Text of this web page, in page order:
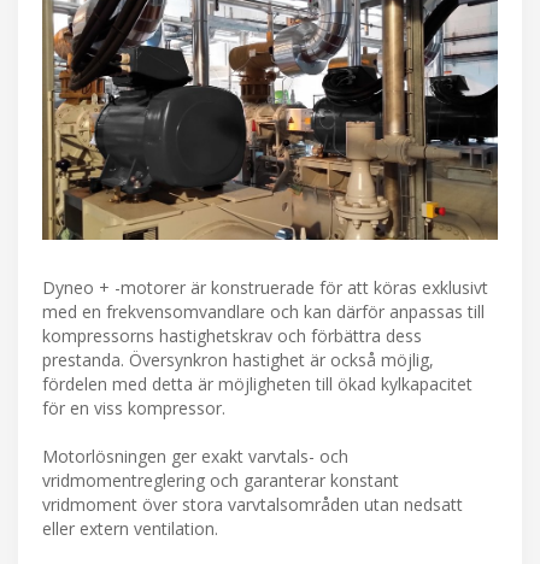
Dyneo + -motorer är konstruerade för att köras exklusivt
med en frekvensomvandlare och kan därför anpassas till
kompressorns hastighetskrav och förbättra dess
prestanda. Översynkron hastighet är också möjlig,
fördelen med detta är möjligheten till ökad kylkapacitet
för en viss kompressor.
Motorlösningen ger exakt varvtals- och
vridmomentreglering och garanterar konstant
vridmoment över stora varvtalsområden utan nedsatt
eller extern ventilation.